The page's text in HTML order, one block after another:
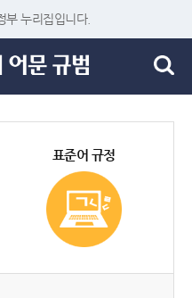
부 누리집입니다.
표준어 규정